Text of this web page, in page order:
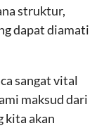
struktur,
dapat diamati
sangat vital
maksud dari
kita akan